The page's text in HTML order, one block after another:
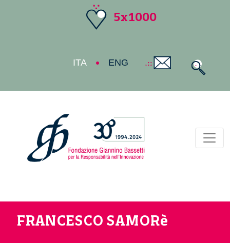
5x1000
ITA ENG
FRANCESCO SAMORè